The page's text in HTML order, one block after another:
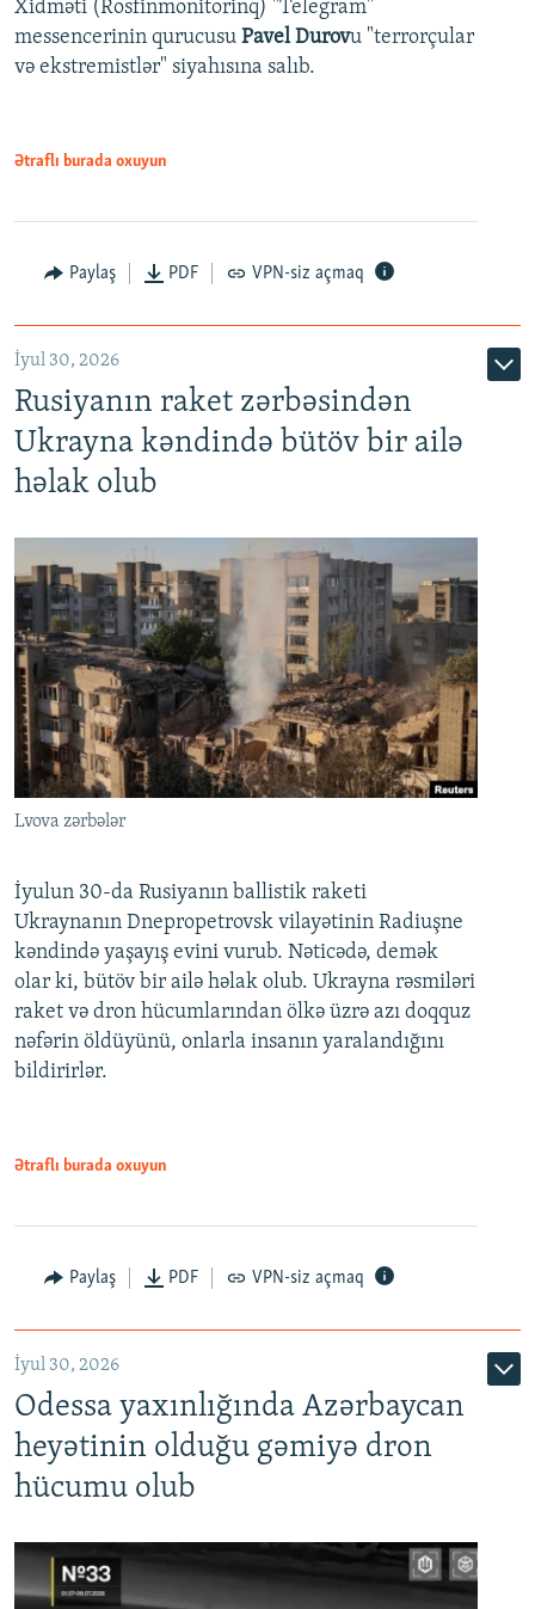
Xidməti (Rosfinmonitorinq) "Telegram"
messencerinin qurucusu Pavel Durovu "terrorçular
və ekstremistlər" siyahısına salıb.
Ətraflı burada oxuyun
Paylaş PDF VPN-siz açmaq
İyul 30, 2026
Rusiyanın raket zərbəsindən
Ukrayna kəndində bütöv bir ailə
həlak olub
Lvova zərbələr
İyulun 30-da Rusiyanın ballistik raketi
Ukraynanın Dnepropetrovsk vilayətinin Radiuşne
kəndində yaşayış evini vurub. Nəticədə, demək
olar ki, bütöv bir ailə həlak olub. Ukrayna rəsmiləri
raket və dron hücumlarından ölkə üzrə azı doqquz
nəfərin öldüyünü, onlarla insanın yaralandığını
bildirirlər.
Ətraflı burada oxuyun
Paylaş PDF VPN-siz açmaq
İyul 30, 2026
Odessa yaxınlığında Azərbaycan
heyətinin olduğu gəmiyə dron
hücumu olub